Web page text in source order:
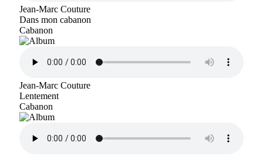
Jean-Marc Couture
Dans mon cabanon
Cabanon
Jean-Marc Couture
Lentement
Cabanon